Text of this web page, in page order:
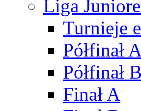
Liga
Turnieje
Półfinał A
Półfinał B
Finał A